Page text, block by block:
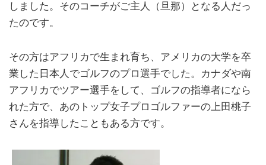
しました。そのコーチがご主人（旦那）となる人だっ
たのです。
その方はアフリカで生まれ育ち、アメリカの大学を卒
業した日本人でゴルフのプロ選手でした。カナダや南
アフリカでツアー選手をして、ゴルフの指導者になら
れた方で、あのトップ女子プロゴルファーの上田桃子
さんを指導したこともある方です。